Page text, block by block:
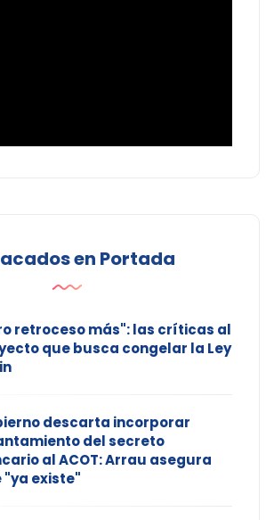
en Portada
retroceso más": las críticas al
que busca congelar la Ley
descarta incorporar
del secreto
al ACOT: Arrau asegura
"ya existe"